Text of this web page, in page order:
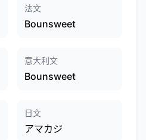
法文
Bounsweet
意大利文
Bounsweet
日文
アマカジ